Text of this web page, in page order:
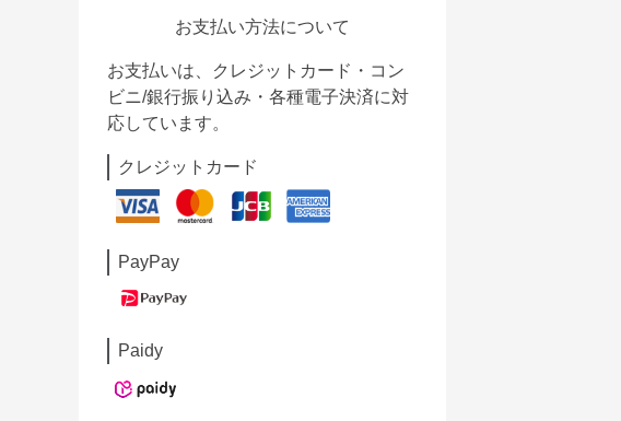
お支払い方法について
お支払いは、クレジットカード・コン
ビニ/銀行振り込み・各種電子決済に対
応しています。
クレジットカード
PayPay
Paidy